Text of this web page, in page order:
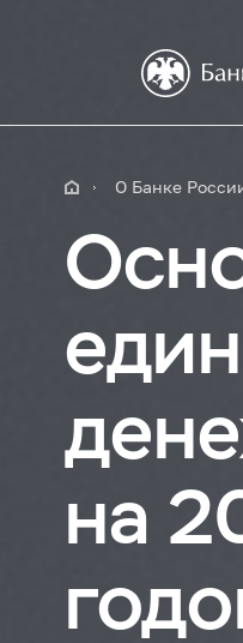
О Банке
на